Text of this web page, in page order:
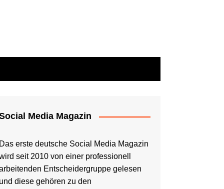
Media Magazin
Das erste deutsche Social Media Magazin
seit 2010 von einer professionell
Entscheidergruppe gelesen
und diese gehören zu den